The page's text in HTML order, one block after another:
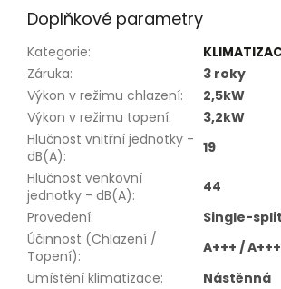
Doplňkové parametry
Kategorie:
Záruka:
3 roky
Výkon v režimu chlazení:
2,5kW
Výkon v režimu topení:
3,2kW
Hlučnost vnitřní jednotky -
dB(A):
19
Hlučnost venkovní
jednotky - dB(A):
44
Provedení:
Single-split
Účinnost (Chlazení /
Topení):
A+++ / A+++
Umístění klimatizace:
Nástěnná